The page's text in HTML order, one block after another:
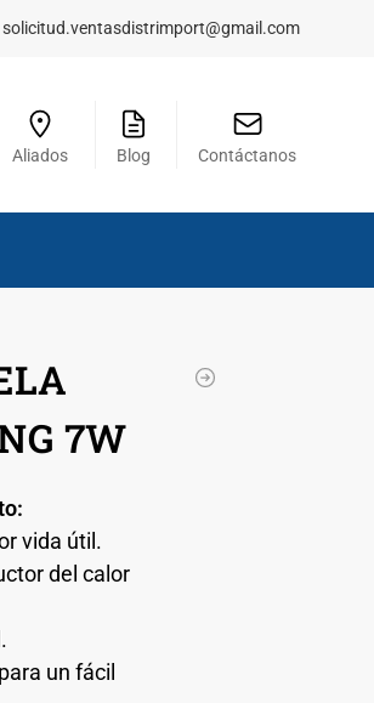
solicitud.ventasdistrimport@gmail.com
Aliados Blog Contáctanos
7W
vida útil.
del calor
un fácil